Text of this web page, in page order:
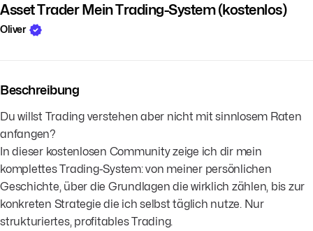
Asset Trader Mein Trading-System (kostenlos)
Oliver
Beschreibung
Du willst Trading verstehen aber nicht mit sinnlosem Raten
anfangen?
In dieser kostenlosen Community zeige ich dir mein
komplettes Trading-System: von meiner persönlichen
Geschichte, über die Grundlagen die wirklich zählen, bis zur
konkreten Strategie die ich selbst täglich nutze. Nur
strukturiertes, profitables Trading.